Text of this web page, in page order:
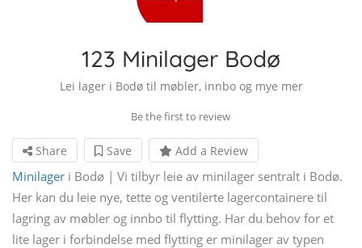
123 Minilager Bodø
Lei lager i Bodø til møbler, innbo og mye mer
Be the first to review
Share Save Add a Review
Minilager i Bodø | Vi tilbyr leie av minilager sentralt i Bodø.
Her kan du leie nye, tette og ventilerte lagercontainere til
lagring av møbler og innbo til flytting. Har du behov for et
lite lager i forbindelse med flytting er minilager av typen